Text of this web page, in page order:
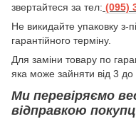
звертайтеся за тел: (095)
Hе викидайте упаковку з-
гарантійного терміну.
Для заміни товару по
яка може зайняти від 3 до
Ми перевіряємо
відправкою